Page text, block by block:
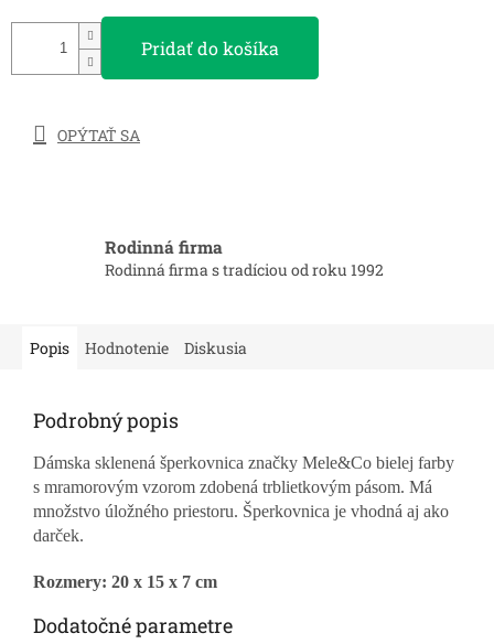
Pridať do košíka
OPÝTAŤ SA
Rodinná firma
Rodinná firma s tradíciou od roku 1992
Popis Hodnotenie Diskusia
Podrobný popis
Dámska sklenená šperkovnica značky Mele&Co bielej farby
s mramorovým vzorom zdobená trblietkovým pásom. Má
množstvo úložného priestoru. Šperkovnica je vhodná aj ako
darček.
Rozmery: 20 x 15 x 7 cm
Dodatočné parametre